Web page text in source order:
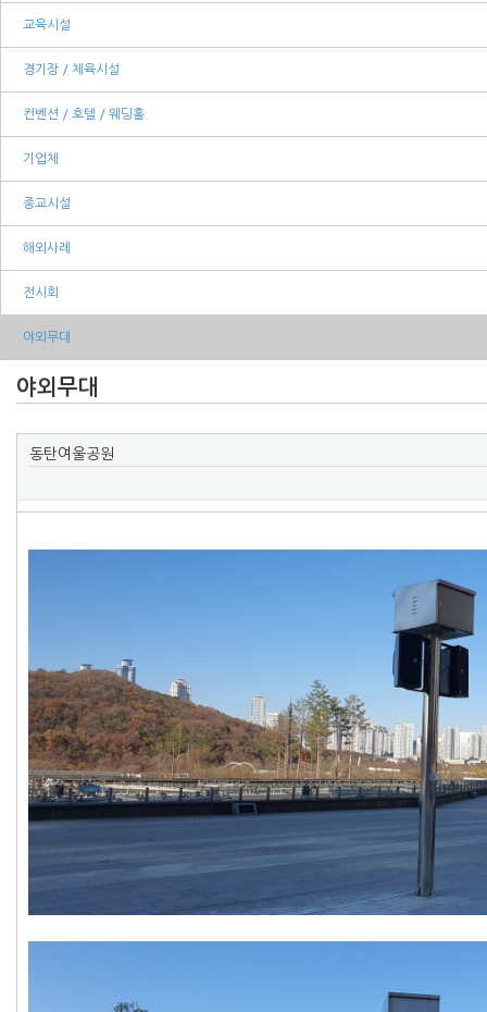
교육시설
경기장 / 체육시설
컨벤션 / 호텔 / 웨딩홀
기업체
종교시설
해외사례
전시회
야외무대
야외무대
동탄여울공원